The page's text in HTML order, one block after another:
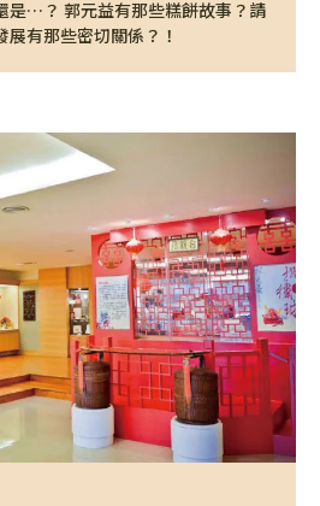
是…？ 郭元益有那些糕餅故事？請
有那些密切關係？！